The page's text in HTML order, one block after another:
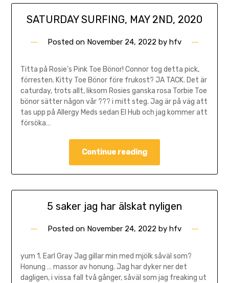
SATURDAY SURFING, MAY 2ND, 2020
Posted on November 24, 2022 by hfv
Titta på Rosie’s Pink Toe Bönor! Connor tog detta pick,
förresten. Kitty Toe Bönor före frukost? JA TACK. Det är
caturday, trots allt, liksom Rosies ganska rosa Torbie Toe
bönor sätter någon vår ??? i mitt steg. Jag är på väg att
tas upp på Allergy Meds sedan El Hub och jag kommer att
försöka…
Continue reading
5 saker jag har älskat nyligen
Posted on November 24, 2022 by hfv
yum 1. Earl Gray Jag gillar min med mjölk såväl som?
Honung … massor av honung. Jag har dyker ner det
dagligen, i vissa fall två gånger, såväl som jag freaking ut